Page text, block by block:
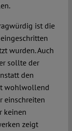
ist die
wurden. Auch
sollte der
den
wohlwollend
einschreiten
keinen
zeigt